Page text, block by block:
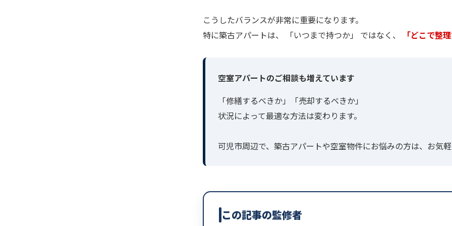
こうしたバランスが非常に重要になります。
特に築古アパートは、 「いつまで持つか」 ではなく、
「どこで整
空室アパートのご相談も増えています
「修繕するべきか」「売却するべきか」
状況によって最適な方法は変わります。
可児市周辺で、築古アパートや空室物件にお悩みの方は、お気
この記事の監修者